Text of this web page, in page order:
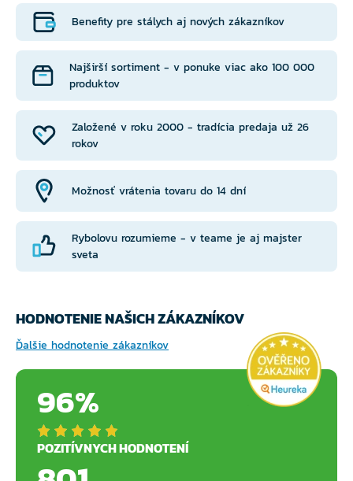
Založené v roku 2000 - tradícia predaja už 26
rokov
Benefity pre stálych aj nových zákazníkov
Možnosť vrátenia tovaru do 14 dní
Najširší sortiment - v ponuke viac ako 100 000
produktov
Rybolovu rozumieme - v teame je aj majster
sveta
HODNOTENIE NAŠICH ZÁKAZNÍKOV
Ďalšie hodnotenie zákazníkov
96%
POZITÍVNYCH HODNOTENÍ